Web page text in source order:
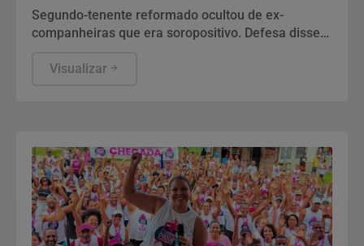
Segundo-tenente reformado ocultou de ex-
companheiras que era soropositivo. Defesa disse
e não tem relação com a função no Exército.
Visualizar